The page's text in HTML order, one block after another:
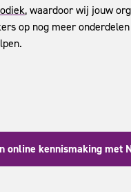
, waardoor wij jouw
op nog meer
online kennismaking met